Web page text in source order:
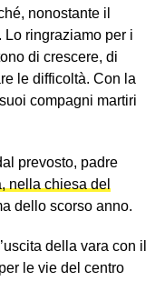
nonostante il
Lo ringraziamo per i
di crescere, di
le difficoltà. Con la
compagni martiri
prevosto, padre
nella chiesa del
dello scorso anno.
della vara con il
le vie del centro